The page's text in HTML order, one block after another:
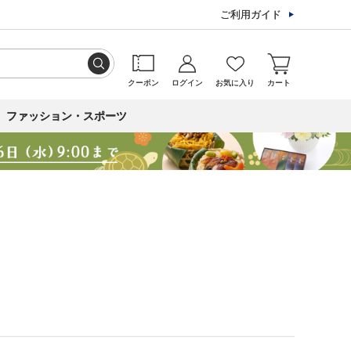
ご利用ガイド
クーポン ログイン お気に入り カート
ファッション・スポーツ